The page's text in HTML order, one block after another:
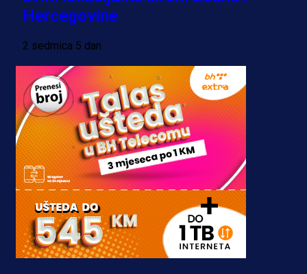
Hercegovine
2 sedmica 5 dan